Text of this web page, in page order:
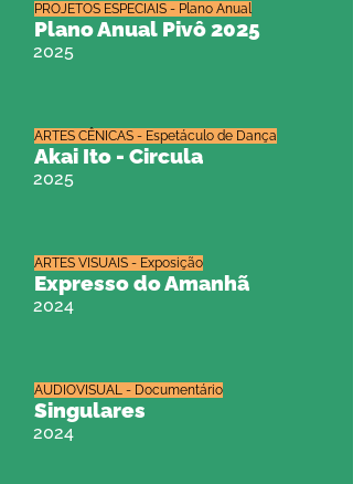
Plano Anual Pivô 2025
2025
PROJETOS ESPECIAIS - Plano Anual
Akai Ito - Circula
2025
ARTES CÊNICAS - Espetáculo de Dança
Expresso do Amanhã
2024
ARTES VISUAIS - Exposição
Singulares
2024
AUDIOVISUAL - Documentário